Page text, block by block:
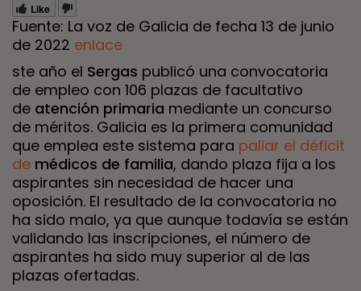
Like
Fuente: La voz de Galicia de fecha 13 de junio
de 2022 enlace
ste año el Sergas publicó una convocatoria
de empleo con 106 plazas de facultativo
de atención primaria mediante un concurso
de méritos. Galicia es la primera comunidad
que emplea este sistema para paliar el déficit
de médicos de familia, dando plaza fija a los
aspirantes sin necesidad de hacer una
oposición. El resultado de la convocatoria no
ha sido malo, ya que aunque todavía se están
validando las inscripciones, el número de
aspirantes ha sido muy superior al de las
plazas ofertadas.